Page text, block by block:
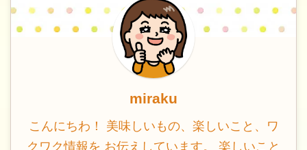
miraku
こんにちわ！ 美味しいもの、楽しいこと、ワ
クワク情報を お伝えしています。 楽しいこと